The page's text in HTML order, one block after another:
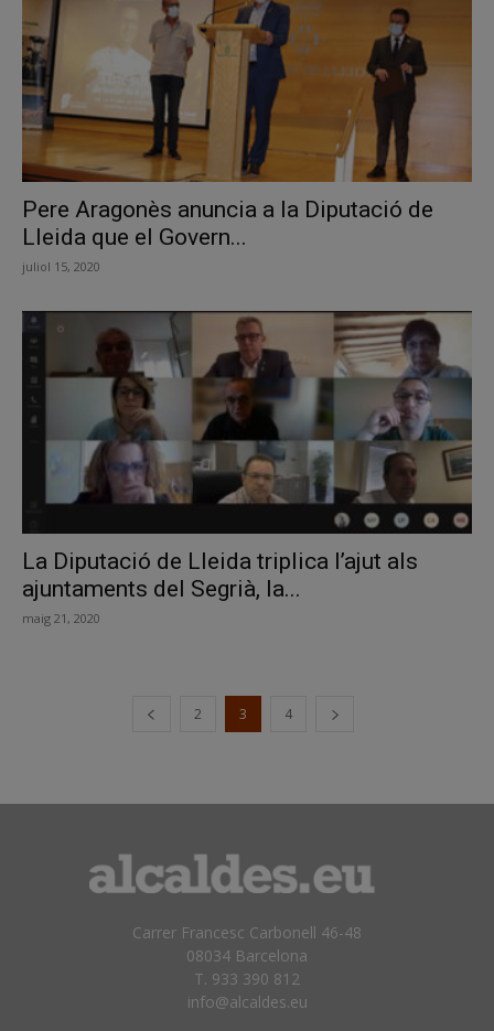
Pere Aragonès anuncia a la Diputació de
Lleida que el Govern...
juliol 15, 2020
La Diputació de Lleida triplica l’ajut als
ajuntaments del Segrià, la...
maig 21, 2020
2 3 4
Carrer Francesc Carbonell 46-48
08034 Barcelona
T. 933 390 812
info@alcaldes.eu